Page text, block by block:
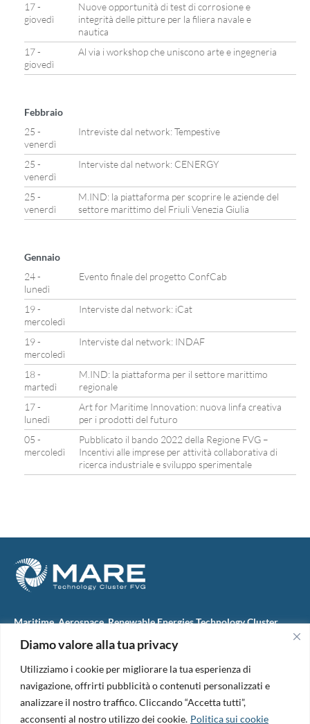
Diamo valore alla tua privacy
Utilizziamo i cookie per migliorare la tua esperienza di
navigazione, offrirti pubblicità o contenuti personalizzati e
analizzare il nostro traffico. Cliccando “Accetta tutti”,
acconsenti al nostro utilizzo dei cookie. Politica sui cookie
17 -
giovedì
Nuove opportunità di test di corrosione e
integrità delle pitture per la filiera navale e
nautica
17 -
giovedì
Al via i workshop che uniscono arte e ingegneria
Febbraio
25 -
venerdì
Intreviste dal network: Tempestive
25 -
venerdì
Interviste dal network: CENERGY
25 -
venerdì
M.IND: la piattaforma per scoprire le aziende del
settore marittimo del Friuli Venezia Giulia
Gennaio
24 -
lunedì
Evento finale del progetto ConfCab
19 -
mercoledì
Interviste dal network: iCat
19 -
mercoledì
Interviste dal network: INDAF
18 -
martedì
M.IND: la piattaforma per il settore marittimo
regionale
17 -
lunedì
Art for Maritime Innovation: nuova linfa creativa
per i prodotti del futuro
05 -
mercoledì
Pubblicato il bando 2022 della Regione FVG –
Incentivi alle imprese per attività collaborativa di
ricerca industriale e sviluppo sperimentale
Maritime, Aerospace, Renewable Energies Technology Cluster
M.A.R.E. TC FVG S.c.ar.l.
34074 Monfalcone (Italy)
tel. +39 0481 723440
Codice Fiscale e Partita Iva: 01138620313
PEC:marefvg@legalmail.it
Codice univoco per i pagamenti: M5UXCR1